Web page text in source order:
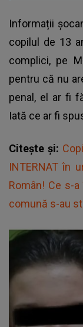
Informații
copilul de 13
complici, pe
pentru că nu
penal, el ar fi
Iată ce ar fi
Citește și:
INTERNAT în
Român! Ce s-
comună s-au